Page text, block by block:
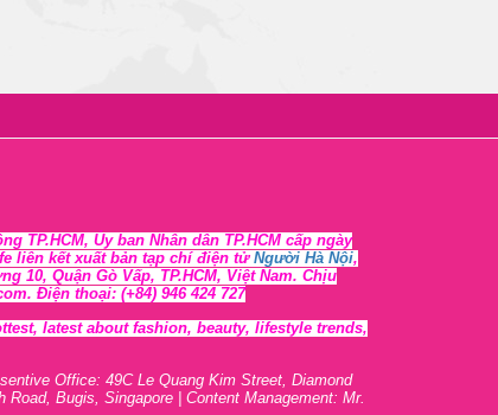
TP.HCM, Ủy ban Nhân dân TP.HCM cấp ngày
liên kết xuất bản tạp chí điện tử Người Hà Nội,
10, Quận Gò Vấp, TP.HCM, Việt Nam. Chịu
Điện thoại: (+84) 946 424 727
latest about fashion, beauty, lifestyle trends,
Office: 49C Le Quang Kim Street, Diamond
Bugis, Singapore | Content Management: Mr.